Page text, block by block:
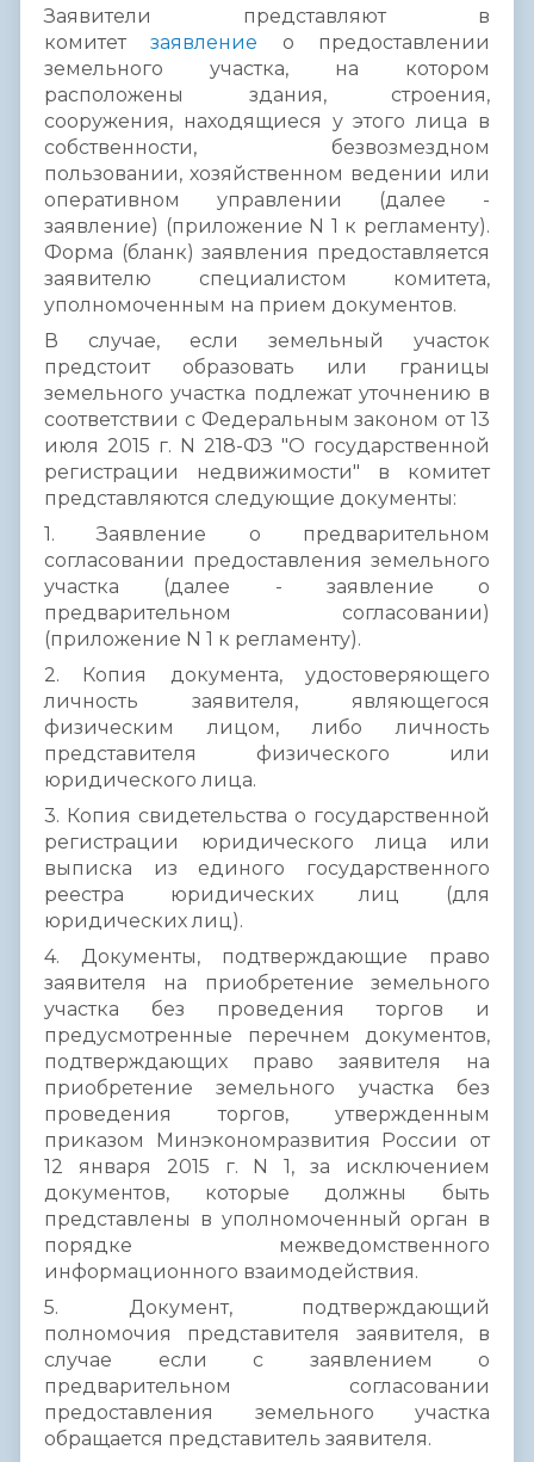
Заявители представляют в
комитетзаявление о предоставлении
земельного участка, на котором
расположены здания, строения,
сооружения, находящиеся у этого лица в
собственности, безвозмездном
пользовании, хозяйственном ведении или
оперативном управлении (далее -
заявление) (приложение N 1 к регламенту).
Форма (бланк) заявления предоставляется
заявителю специалистом комитета,
уполномоченным на прием документов.
В случае, если земельный участок
предстоит образовать или границы
земельного участка подлежат уточнению в
соответствии с Федеральным законом от 13
июля 2015 г. N 218-ФЗ "О государственной
регистрации недвижимости" в комитет
представляются следующие документы:
1. Заявление о предварительном
согласовании предоставления земельного
участка (далее - заявление о
предварительном согласовании)
(приложение N 1 к регламенту).
2. Копия документа, удостоверяющего
личность заявителя, являющегося
физическим лицом, либо личность
представителя физического или
юридического лица.
3. Копия свидетельства о государственной
регистрации юридического лица или
выписка из единого государственного
реестра юридических лиц (для
юридических лиц).
4. Документы, подтверждающие право
заявителя на приобретение земельного
участка без проведения торгов и
предусмотренные перечнем документов,
подтверждающих право заявителя на
приобретение земельного участка без
проведения торгов, утвержденным
приказом Минэкономразвития России от
12 января 2015 г. N 1, за исключением
документов, которые должны быть
представлены в уполномоченный орган в
порядке межведомственного
информационного взаимодействия.
5. Документ, подтверждающий
полномочия представителя заявителя, в
случае если с заявлением о
предварительном согласовании
предоставления земельного участка
обращается представитель заявителя.